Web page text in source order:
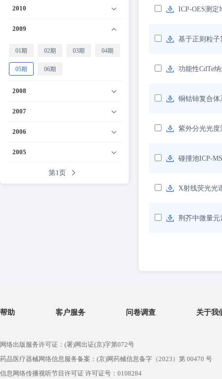
2010
2009
01期 02期 03期 04期
05期 06期
2008
2007
2006
2005
第1页
ICP-OES测
基于正则粒
功能性CdTe
铜钴铈复合
紫外分光光度
碰撞池ICP-
X射线荧光光
荆芥中微量
帮助 客户服务 问卷调查 关于我
网络出版服务许可证：(署)网出证(京)字第072号
药品医疗器械网络信息服务备案：(京)网药械信息备字（2023）第 00470 号
信息网络传播视听节目许可证 许可证号：0108284